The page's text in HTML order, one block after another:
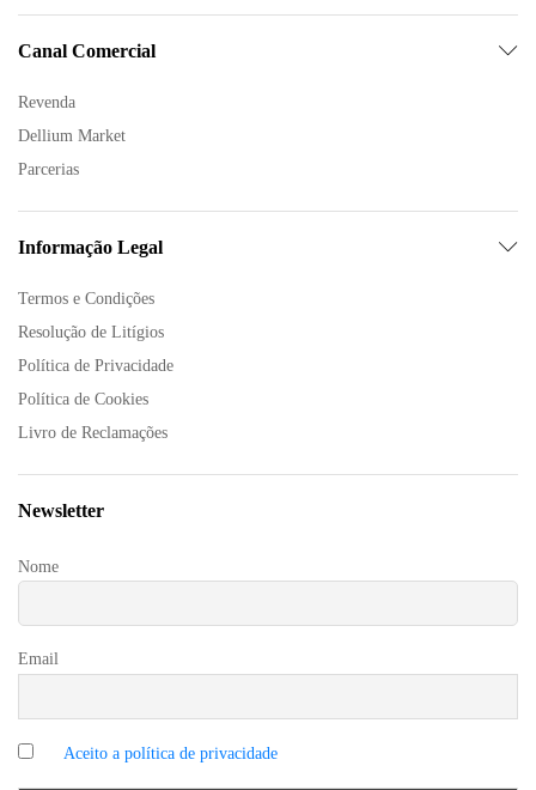
Canal Comercial
Revenda
Dellium Market
Parcerias
Informação Legal
Termos e Condições
Resolução de Litígios
Política de Privacidade
Política de Cookies
Livro de Reclamações
Newsletter
Nome
Email